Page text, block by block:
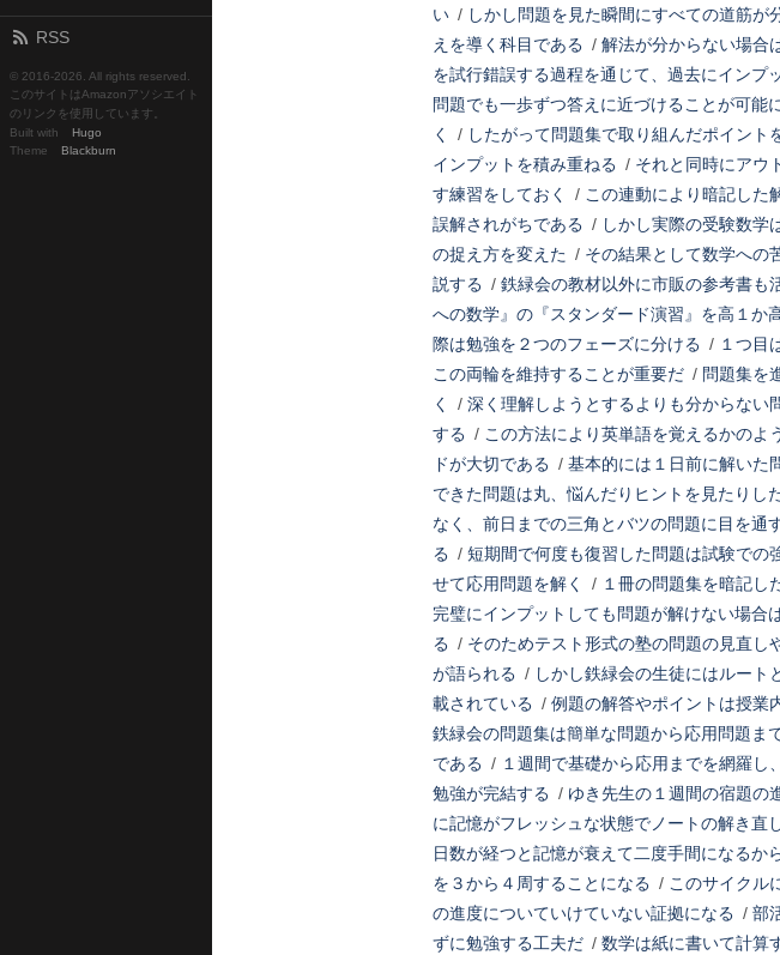
RSS
© 2016-2026. All rights reserved.
このサイトはAmazonアソシエイト
のリンクを使用しています。
Built with
Hugo
Theme
Blackburn
い/ しかし問題を見た瞬間にすべての道筋が
えを導く科目である / 解法が分からない場合
を試行錯誤する過程を通じて、過去にインプ
問題でも一歩ずつ答えに近づけることが可能
く
/ したがって問題集で取り組んだポイン
インプットを積み重ねる / それと同時にアウ
す練習をしておく
/ この連動により暗記した
誤解されがちである / しかし実際の受験数学
の捉え方を変えた / その結果として数学への
説する / 鉄緑会の教材以外に市販の参考書も
への数学』の『スタンダード演習』を高１か
際は勉強を２つのフェーズに分ける / １つ目
この両輪を維持することが重要だ/ 問題集を
く
/ 深く理解しようとするよりも分からない
する / この方法により英単語を覚えるかのよ
ドが大切である / 基本的には１日前に解いた
できた問題は丸、悩んだりヒントを見たりし
なく、前日までの三角とバツの問題に目を通
る / 短期間で何度も復習した問題は試験での
せて応用問題を解く
/ １冊の問題集を暗記し
完璧にインプットしても問題が解けない場合
る / そのためテスト形式の塾の問題の見直し
が語られる / しかし鉄緑会の生徒にはルート
載されている / 例題の解答やポイントは授業
鉄緑会の問題集は簡単な問題から応用問題ま
である / １週間で基礎から応用までを網羅し
勉強が完結する / ゆき先生の１週間の宿題の
に記憶がフレッシュな状態でノートの解き直
日数が経つと記憶が衰えて二度手間になるか
を３から４周することになる / このサイクル
の進度についていけていない証拠になる / 部
ずに勉強する工夫だ/ 数学は紙に書いて計算